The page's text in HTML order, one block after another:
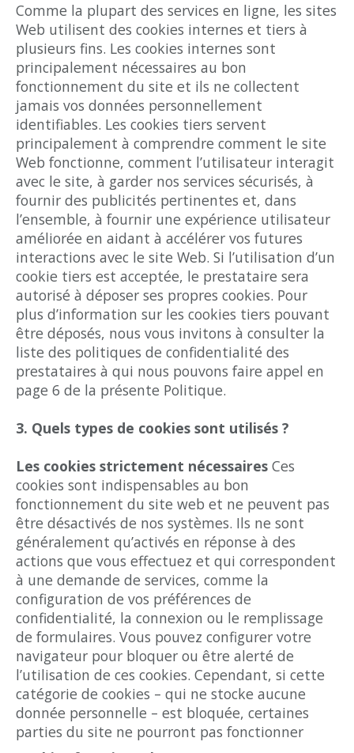
Comme la plupart des services en ligne, les sites
Web utilisent des cookies internes et tiers à
plusieurs fins. Les cookies internes sont
principalement nécessaires au bon
fonctionnement du site et ils ne collectent
jamais vos données personnellement
identifiables. Les cookies tiers servent
principalement à comprendre comment le site
Web fonctionne, comment l’utilisateur interagit
avec le site, à garder nos services sécurisés, à
fournir des publicités pertinentes et, dans
l’ensemble, à fournir une expérience utilisateur
améliorée en aidant à accélérer vos futures
interactions avec le site Web. Si l’utilisation d’un
cookie tiers est acceptée, le prestataire sera
autorisé à déposer ses propres cookies. Pour
plus d’information sur les cookies tiers pouvant
être déposés, nous vous invitons à consulter la
liste des politiques de confidentialité des
prestataires à qui nous pouvons faire appel en
page 6 de la présente Politique.
3. Quels types de cookies sont utilisés ?
Les cookies strictement nécessaires Ces
cookies sont indispensables au bon
fonctionnement du site web et ne peuvent pas
être désactivés de nos systèmes. Ils ne sont
généralement qu’activés en réponse à des
actions que vous effectuez et qui correspondent
à une demande de services, comme la
configuration de vos préférences de
confidentialité, la connexion ou le remplissage
de formulaires. Vous pouvez configurer votre
navigateur pour bloquer ou être alerté de
l’utilisation de ces cookies. Cependant, si cette
catégorie de cookies – qui ne stocke aucune
donnée personnelle – est bloquée, certaines
parties du site ne pourront pas fonctionner